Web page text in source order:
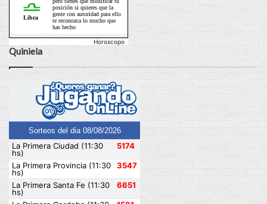
Horoscopo
Quiniela